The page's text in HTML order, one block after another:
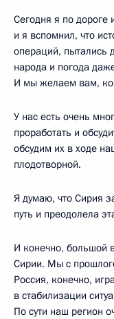
Сегодня я по дороге
и я вспомнил, что
операций, пытались
народа и погода
И мы желаем вам,
У нас есть очень
проработать и
обсудим их в ходе
плодотворной.
Я думаю, что Сирия
путь и преодолела
И конечно, большой
Сирии. Мы с
Россия, конечно,
в стабилизации
По сути наш регион